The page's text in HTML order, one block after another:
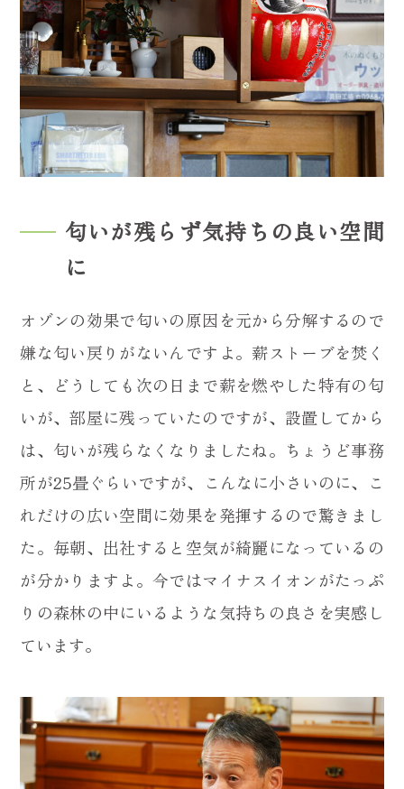
匂いが残らず気持ちの良い空間
に
オゾンの効果で匂いの原因を元から分解するので
嫌な匂い戻りがないんですよ。薪ストーブを焚く
と、どうしても次の日まで薪を燃やした特有の匂
いが、部屋に残っていたのですが、設置してから
は、匂いが残らなくなりましたね。ちょうど事務
所が25畳ぐらいですが、こんなに小さいのに、こ
れだけの広い空間に効果を発揮するので驚きまし
た。毎朝、出社すると空気が綺麗になっているの
が分かりますよ。今ではマイナスイオンがたっぷ
りの森林の中にいるような気持ちの良さを実感し
ています。